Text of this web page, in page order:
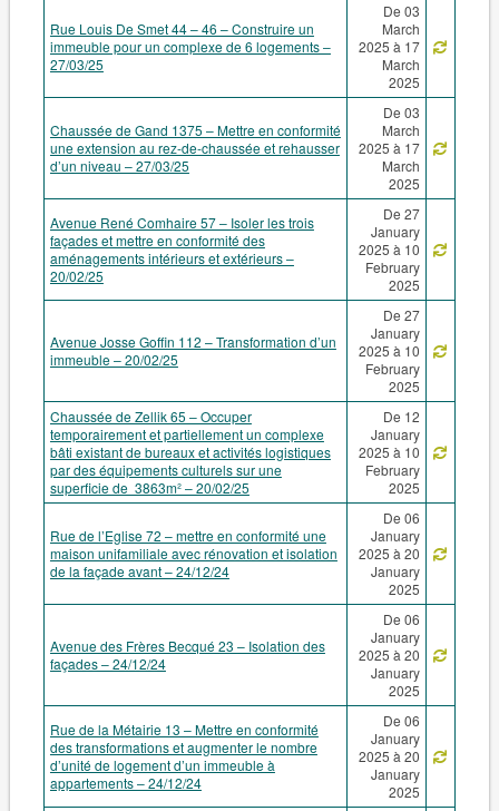
Rue Louis De Smet 44 – 46 – Construire un
immeuble pour un complexe de 6 logements –
27/03/25
De 03
March
2025 à 17
March
2025
Chaussée de Gand 1375 – Mettre en conformité
une extension au rez-de-chaussée et rehausser
d’un niveau – 27/03/25
De 03
March
2025 à 17
March
2025
Avenue René Comhaire 57 – Isoler les trois
façades et mettre en conformité des
aménagements intérieurs et extérieurs –
20/02/25
De 27
January
2025 à 10
February
2025
Avenue Josse Goffin 112 – Transformation d’un
immeuble – 20/02/25
De 27
January
2025 à 10
February
2025
Chaussée de Zellik 65 – Occuper
temporairement et partiellement un complexe
bâti existant de bureaux et activités logistiques
par des équipements culturels sur une
superficie de 3863m² – 20/02/25
De 12
January
2025 à 10
February
2025
Rue de l’Eglise 72 – mettre en conformité une
maison unifamiliale avec rénovation et isolation
de la façade avant – 24/12/24
De 06
January
2025 à 20
January
2025
Avenue des Frères Becqué 23 – Isolation des
façades – 24/12/24
De 06
January
2025 à 20
January
2025
Rue de la Métairie 13 – Mettre en conformité
des transformations et augmenter le nombre
d’unité de logement d’un immeuble à
appartements – 24/12/24
De 06
January
2025 à 20
January
2025